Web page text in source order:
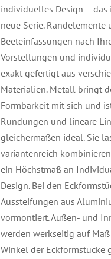
individuelles Design – das
neue Serie. Randelemente
Beeteinfassungen nach
Vorstellungen und
exakt gefertigt aus
Materialien. Metall bringt
Formbarkeit mit sich und
Rundungen und lineare
gleichermaßen ideal. Sie
variantenreich
ein Höchstmaß an
Design. Bei den
Aussteifungen aus
vormontiert. Außen- und
werden werkseitig auf
Winkel der Eckformstücke